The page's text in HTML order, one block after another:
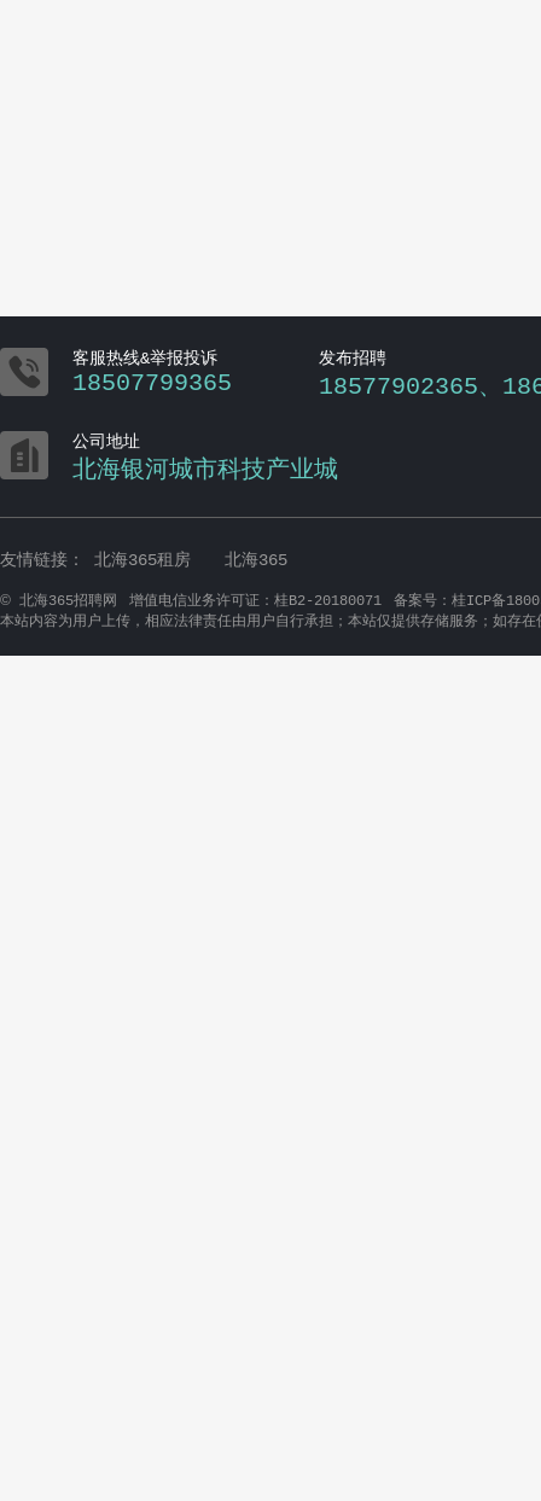
 客服热线&举报投诉
18507799365
发布招聘
18577902365、
 公司地址
北海银河城市科技产业城
友情链接： 北海365租房 北海365
© 北海365招聘网 增值电信业务许可证：桂B2-20180071
备案号：桂ICP备
本站内容为用户上传，相应法律责任由用户自行承担；本站仅提供存储服务；如存